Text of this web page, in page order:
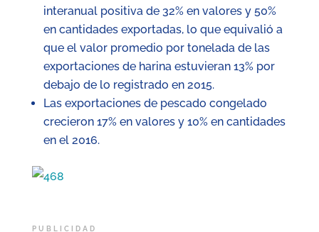
interanual positiva de 32% en valores y 50%
en cantidades exportadas, lo que equivalió a
que el valor promedio por tonelada de las
exportaciones de harina estuvieran 13% por
debajo de lo registrado en 2015.
Las exportaciones de pescado congelado
crecieron 17% en valores y 10% en cantidades
en el 2016.